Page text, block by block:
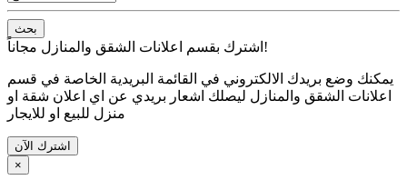
بحث
اشترك بقسم اعلانات الشقق والمنازل مجاناً!
يمكنك وضع بريدك الالكتروني في القائمة البريدية الخاصة في قسم
اعلانات الشقق والمنازل ليصلك اشعار بريدي عن اي اعلان شقة او
منزل للبيع او للايجار
اشترك الآن
×